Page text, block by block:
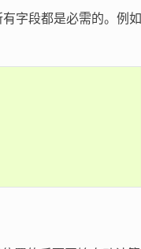
字段都是必需的。例如